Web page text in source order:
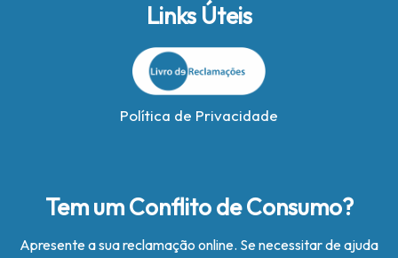
Links Úteis
Política de Privacidade
Tem um Conflito de Consumo?
Apresente a sua reclamação online. Se necessitar de ajuda